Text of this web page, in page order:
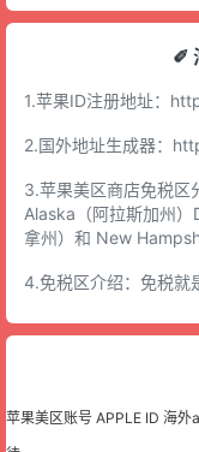
✐
1.苹果ID注册地址：
2.国外地址生成器：
3.苹果美区商店免税区
Alaska（阿拉斯加州
拿州）和 New
4.免税区介绍：免税就
苹果美区账号 APPLE ID 海外